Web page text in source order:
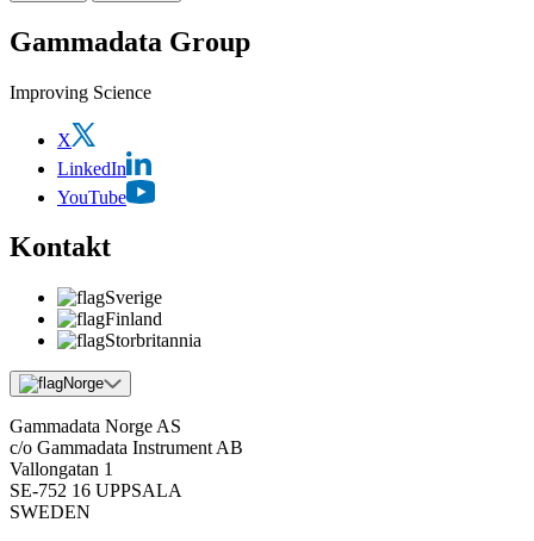
Gammadata Group
Improving Science
X
LinkedIn
YouTube
Kontakt
Sverige
Finland
Storbritannia
Norge
Gammadata Norge AS
c/o Gammadata Instrument AB
Vallongatan 1
SE-752 16 UPPSALA
SWEDEN